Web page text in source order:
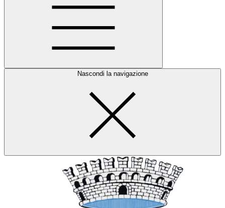
Nascondi la navigazione